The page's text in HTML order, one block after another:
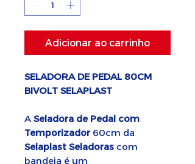
Adicionar ao carrinho
SELADORA DE PEDAL 80CM
BIVOLT SELAPLAST
A Seladora de Pedal com
Temporizador60cm da
Selaplast Seladoras com
bandeja é um